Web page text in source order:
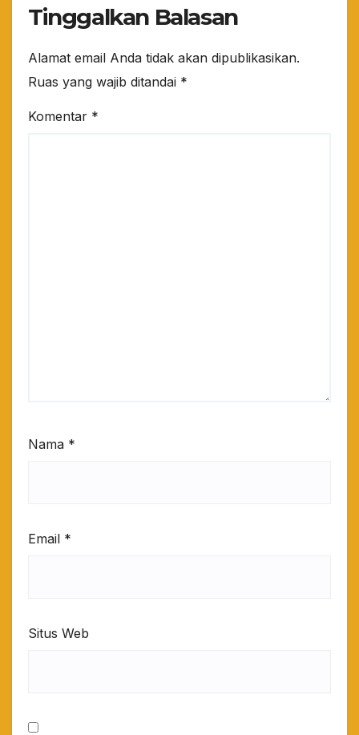
Tinggalkan Balasan
Alamat email Anda tidak akan dipublikasikan.
Ruas yang wajib ditandai *
Komentar *
Nama *
Email *
Situs Web